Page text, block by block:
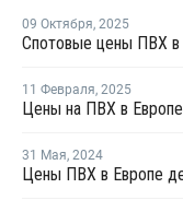
09 Октября, 2025
Спотовые цены ПВХ в
11 Февраля, 2025
31 Мая, 2024
Цены ПВХ в Европе